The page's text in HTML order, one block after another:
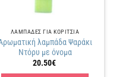
ΛΑΜΠΑΔΕΣ ΓΙΑ ΚΟΡΙΤΣΙΑ
λαμπάδα Ψαράκι
Ντόρυ με όνομα
20.50€